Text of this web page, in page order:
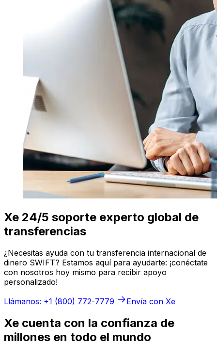
Xe 24/5 soporte experto global de
transferencias
¿Necesitas ayuda con tu transferencia internacional de
dinero SWIFT? Estamos aquí para ayudarte: ¡conéctate
con nosotros hoy mismo para recibir apoyo
personalizado!
Llámanos: +1 (800) 772-7779
Envía con Xe
Xe cuenta con la confianza de
millones en todo el mundo